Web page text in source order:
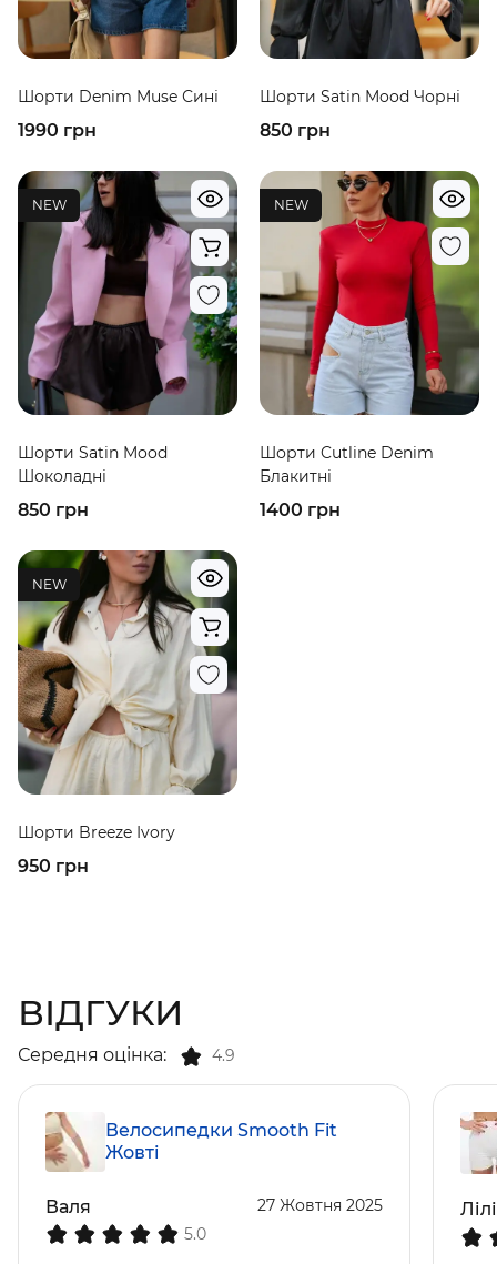
Шорти Denim Muse Сині
1990 грн
Шорти Satin Mood Чорні
850 грн
NEW
Шорти Satin Mood
Шоколадні
850 грн
NEW
Шорти Cutline Denim
Блакитні
1400 грн
NEW
Шорти Breeze Ivory
950 грн
ВІДГУКИ
Середня оцінка: 4.9
Велосипедки Smooth Fit
Жовті
Валя
5.0
27 Жовтня 2025